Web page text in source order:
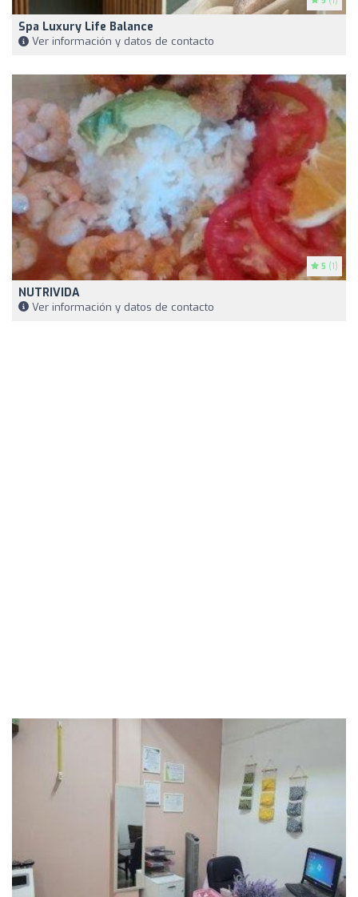
Spa Luxury Life Balance
Ver información y datos de contacto
5 (1)
NUTRIVIDA
Ver información y datos de contacto